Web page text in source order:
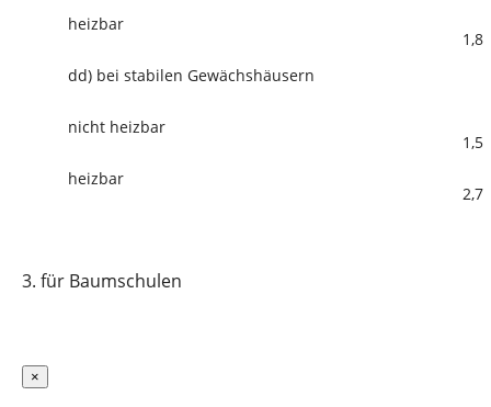
heizbar
1,8
dd) bei stabilen Gewächshäusern
nicht heizbar
1,5
heizbar
2,7
3. für Baumschulen
×